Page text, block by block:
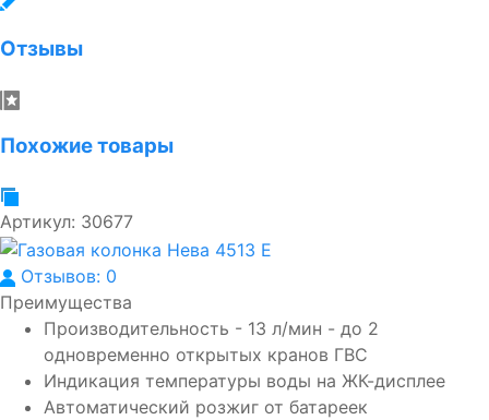
Отзывы
Похожие товары
Артикул: 30677
Отзывов: 0
Преимущества
Производительность - 13 л/мин - до 2
одновременно открытых кранов ГВС
Индикация температуры воды на ЖК-дисплее
Автоматический розжиг от батареек